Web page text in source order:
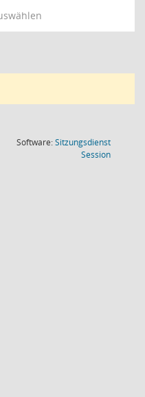
Software:Sitzungsdienst
Session(Wird in